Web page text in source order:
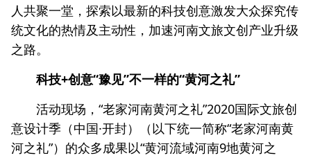
人共聚一堂，探索以最新的科技创意激发大众探究传
统文化的热情及主动性，加速河南文旅文创产业升级
之路。
科技+创意“豫见”不一样的“黄河之礼”
活动现场，“老家河南黄河之礼”2020国际文旅创
意设计季（中国·开封）（以下统一简称“老家河南黄
河之礼”）的众多成果以“黄河流域河南9地黄河之